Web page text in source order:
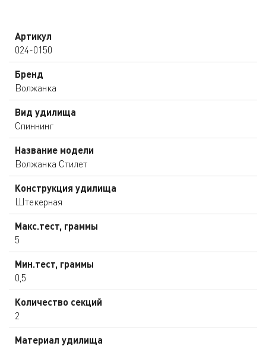
Артикул
024-0150
Бренд
Волжанка
Вид удилища
Спиннинг
Название модели
Волжанка Стилет
Конструкция удилища
Штекерная
Макс.тест, граммы
5
Мин.тест, граммы
0,5
Количество секций
2
Материал удилища